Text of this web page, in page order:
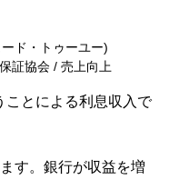
ド・トゥーユー)
証協会 / 売上向上
ことによる利息収入で
す。銀行が収益を増